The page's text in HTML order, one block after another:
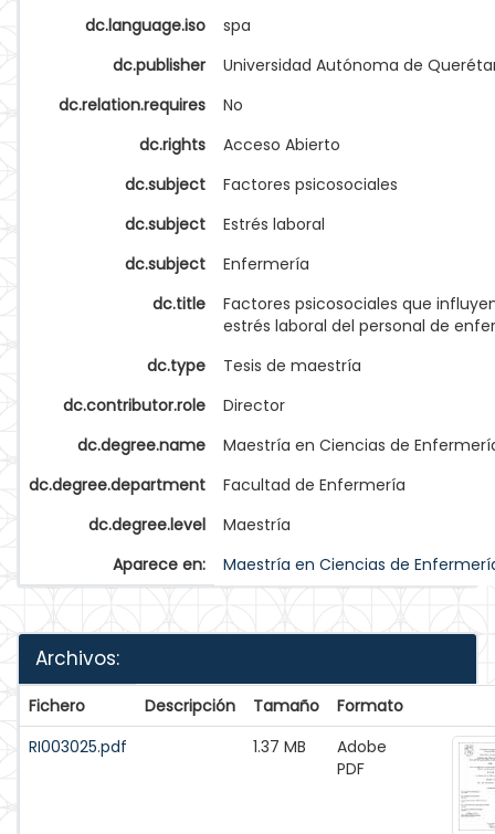
dc.language.iso
spa
dc.publisher
Universidad Autónoma de
dc.relation.requires
No
dc.rights
Acceso Abierto
dc.subject
Factores psicosociales
dc.subject
Estrés laboral
dc.subject
Enfermería
dc.title
Factores psicosociales que
estrés laboral del personal de
dc.type
Tesis de maestría
dc.contributor.role
Director
dc.degree.name
Maestría en Ciencias de
dc.degree.department
Facultad de Enfermería
dc.degree.level
Maestría
Aparece en:
Maestría en Ciencias de
Archivos:
Fichero Descripción Tamaño
Formato
RI003025.pdf
1.37 MB
Adobe
PDF